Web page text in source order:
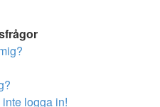
logga in!